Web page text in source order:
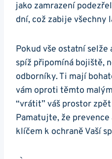
jako zamrazení
dní, ‌což zabije všechny
Pokud vše ostatní selže
spíž připomíná bojiště,‌
⁤odborníky. Ti mají
⁤vám oproti těmto
⁣“vrátit” váš‌ prostor
Pamatujte, že prevence
klíčem k ochraně⁢ Vaší